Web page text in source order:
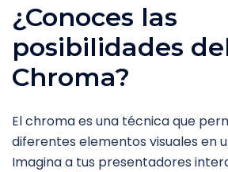
¿Conoces las
posibilidades
Chroma?
El chroma es una técnica que
diferentes elementos visuales en
Imagina a tus presentadores